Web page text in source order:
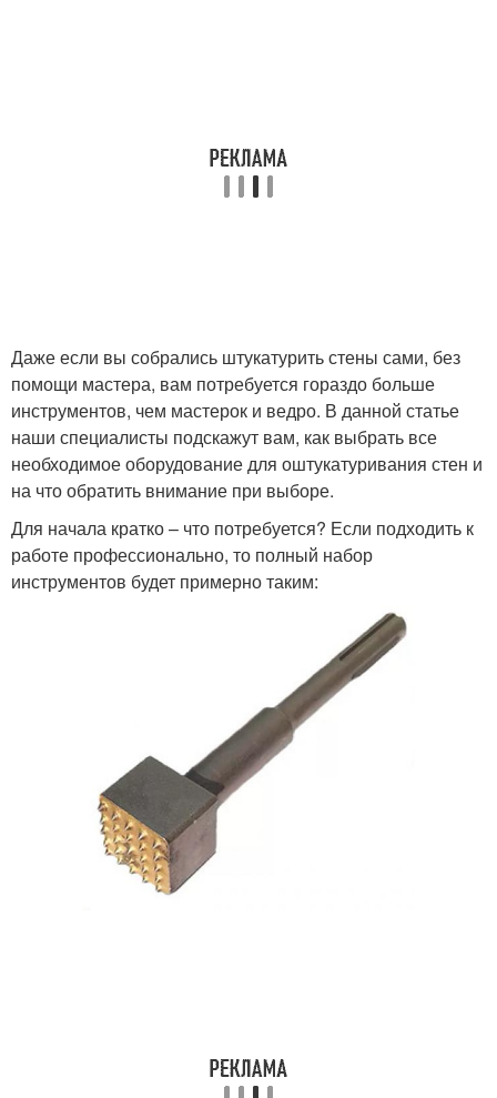
Даже если вы собрались штукатурить стены сами, без
помощи мастера, вам потребуется гораздо больше
инструментов, чем мастерок и ведро. В данной статье
наши специалисты подскажут вам, как выбрать все
необходимое оборудование для оштукатуривания стен и
на что обратить внимание при выборе.
Для начала кратко – что потребуется? Если подходить к
работе профессионально, то полный набор
инструментов будет примерно таким: